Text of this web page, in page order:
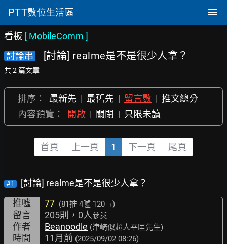
PTT數位生活區
看板 [ MobileComm ]
討論串
[討論] realme是不是很少人拿？
共 2 篇文章
排序： 最新先 | 最舊先 | 留言數 | 推文總分
內容預覽：
開啟 | 關閉 | 只限未讀
首頁 上一頁 1 下一頁 尾頁
#1
[討論] realme是不是很少人拿？
推噓
77 (81推 4噓 120→)
留言 205則，0人參與
作者 Beanoodle (津崎似超人平匡先生)
時間 11月前 (2025/09/02 08:26)